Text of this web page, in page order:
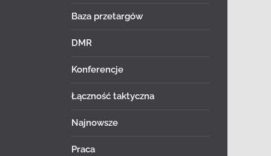
Baza przetargów
DMR
Konferencje
Łączność taktyczna
Najnowsze
Praca